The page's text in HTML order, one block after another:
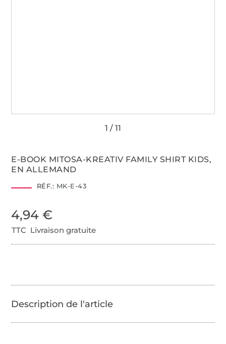
E-BOOK MITOSA-KREATIV FAMILY SHIRT KIDS,
EN ALLEMAND
RÉF.: MK-E-43
4,94 €
TTC Livraison gratuite